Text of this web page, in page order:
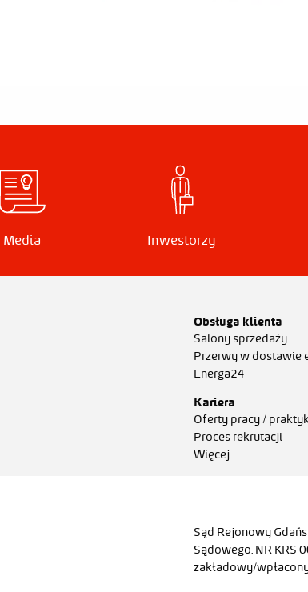
Media Inwestorzy
Obsługa klienta
Salony sprzedaży
Przerwy w dostawie
Energa24
Kariera
Oferty pracy /
Proces rekrutacji
Więcej
Sąd Rejonowy
Sądowego, NR KRS
zakładowy/